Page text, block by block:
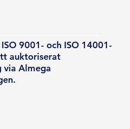
9001- och ISO 14001-
auktoriserat
via Almega